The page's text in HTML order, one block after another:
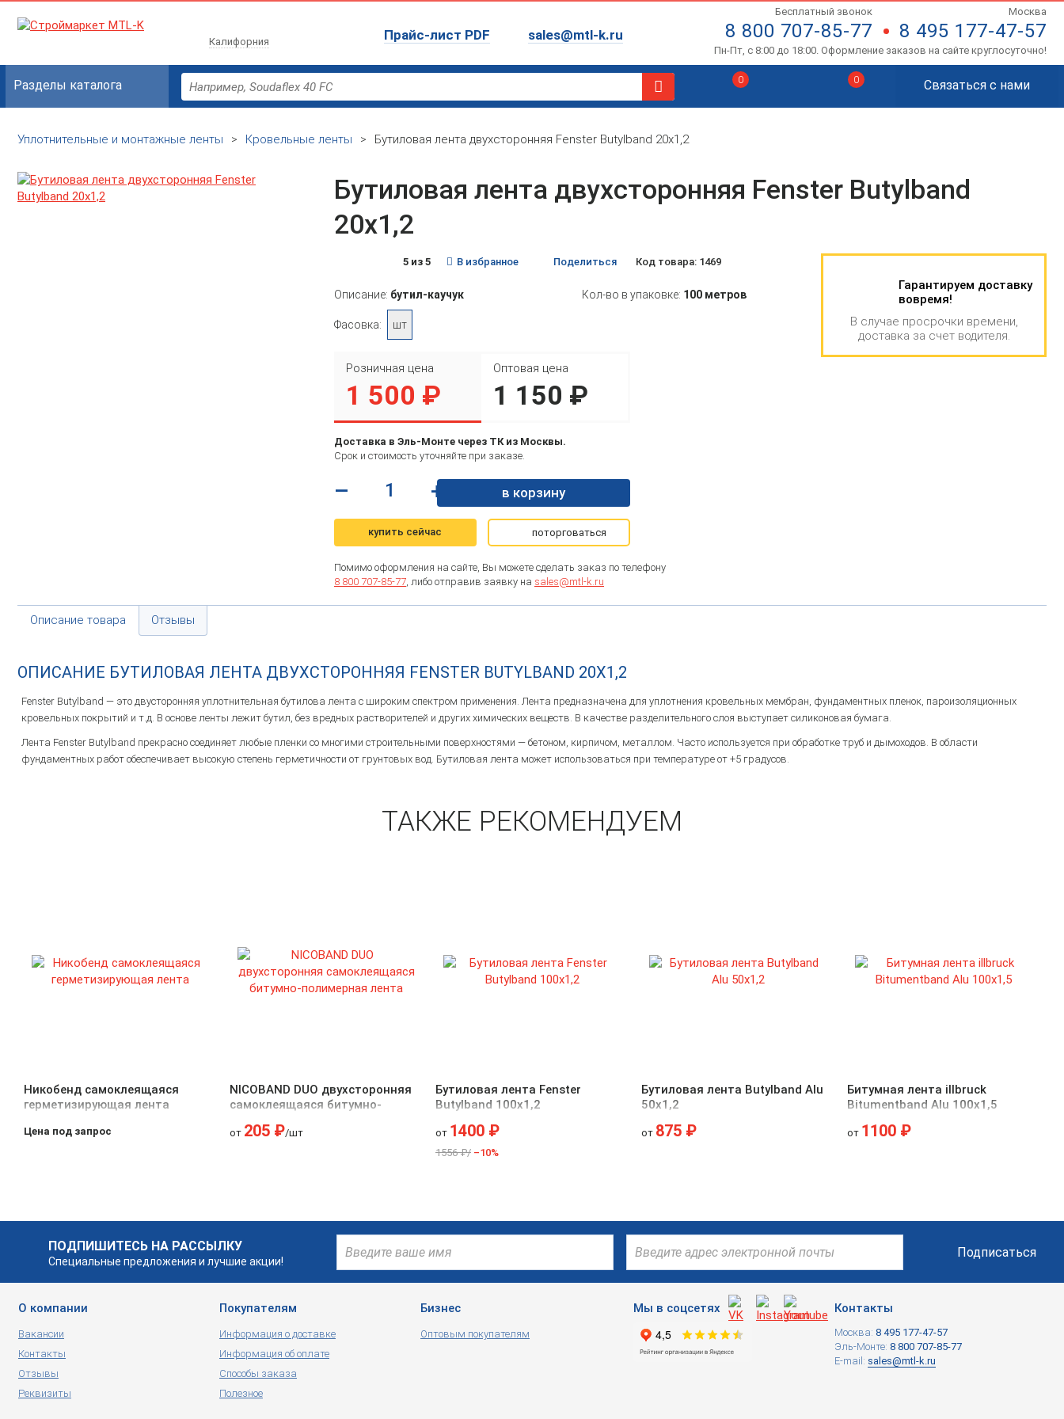
Калифорния Прайс-лист PDF sales@mtl-k.ru
Москва
8 495 177-47-57
Бесплатный звонок
8 800 707-85-77
Пн-Пт, с 8:00 до 18:00. Оформление заказов на сайте круглосуточно!
Разделы каталога Связаться с нами
0 0
Уплотнительные и монтажные ленты > Кровельные ленты > Бутиловая лента двухсторонняя Fenster Butylband 20x1,2
Бутиловая лента двухсторонняя Fenster Butylband
20x1,2
Гарантируем доставку
вовремя!
В случае просрочки времени,
доставка за счет водителя.
5 из 5 В избранное Поделиться Код товара: 1469
Описание: бутил-каучук Кол-во в упаковке: 100 метров
Фасовка: шт
Розничная цена
1 500 ₽
Оптовая цена
1 150 ₽
Доставка в Эль-Монте через ТК из Москвы.
Срок и стоимость уточняйте при заказе.
– + в корзину
купить сейчас поторговаться
Помимо оформления на сайте, Вы можете сделать заказ по телефону
8 800 707-85-77 , либо отправив заявку на sales@mtl-k.ru
Описание товара Отзывы
ОПИСАНИЕ БУТИЛОВАЯ ЛЕНТА ДВУХСТОРОННЯЯ FENSTER BUTYLBAND 20X1,2
Fenster Butylband — это двусторонняя уплотнительная бутилова лента с широким спектром применения. Лента предназначена для уплотнения кровельных мембран, фундаментных пленок, пароизоляционных
кровельных покрытий и т.д. В основе ленты лежит бутил, без вредных растворителей и других химических веществ. В качестве разделительного слоя выступает силиконовая бумага.
Лента Fenster Butylband прекрасно соединяет любые пленки со многими строительными поверхностями — бетоном, кирпичом, металлом. Часто используется при обработке труб и дымоходов. В области
фундаментных работ обеспечивает высокую степень герметичности от грунтовых вод. Бутиловая лента может использоваться при температуре от +5 градусов.
ТАКЖЕ РЕКОМЕНДУЕМ
Никобенд самоклеящаяся
герметизирующая лента
Цена под запрос
NICOBAND DUO двухсторонняя
самоклеящаяся битумно-
от 205 ₽/шт
Бутиловая лента Fenster
Butylband 100х1,2
от 1400 ₽
1556 ₽/ –10%
Бутиловая лента Butylband Alu
50х1,2
от 875 ₽
Битумная лента illbruck
Bitumentband Alu 100х1,5
от 1100 ₽
ПОДПИШИТЕСЬ НА РАССЫЛКУ
Специальные предложения и лучшие акции!
Подписаться
О компании
Вакансии
Контакты
Отзывы
Реквизиты
Покупателям
Информация о доставке
Информация об оплате
Способы заказа
Полезное
Бизнес
Оптовым покупателям
Мы в соцсетях Контакты
Москва: 8 495 177-47-57
Эль-Монте: 8 800 707-85-77
E-mail: sales@mtl-k.ru